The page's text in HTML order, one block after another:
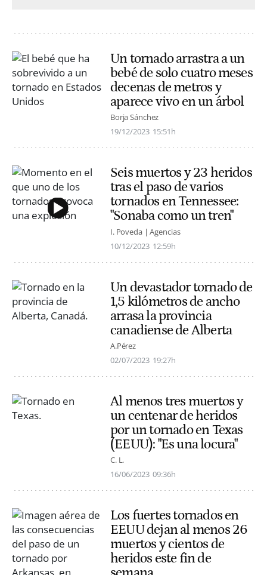
Un tornado arrastra a un
bebé de solo cuatro meses
decenas de metros y
aparece vivo en un árbol
Borja Sánchez
19/12/2023 15:51h
Seis muertos y 23 heridos
tras el paso de varios
tornados en Tennessee:
"Sonaba como un tren"
I. Poveda | Agencias
10/12/2023 12:59h
Un devastador tornado de
1,5 kilómetros de ancho
arrasa la provincia
canadiense de Alberta
A.Pérez
02/07/2023 19:27h
Al menos tres muertos y
un centenar de heridos
por un tornado en Texas
(EEUU): "Es una locura"
C. L.
16/06/2023 09:36h
Los fuertes tornados en
EEUU dejan al menos 26
muertos y cientos de
heridos este fin de